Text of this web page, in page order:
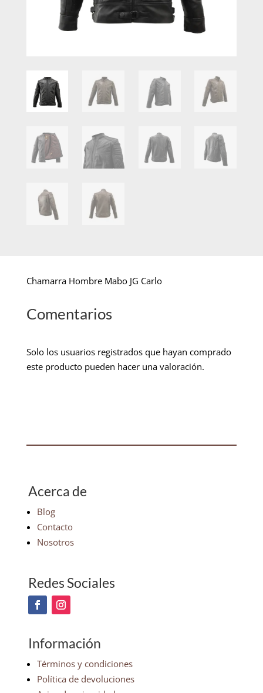
Chamarra Hombre Mabo JG Carlo
Comentarios
Solo los usuarios registrados que hayan comprado
este producto pueden hacer una valoración.
Acerca de
Blog
Contacto
Nosotros
Redes Sociales
Información
Términos y condiciones
Política de devoluciones